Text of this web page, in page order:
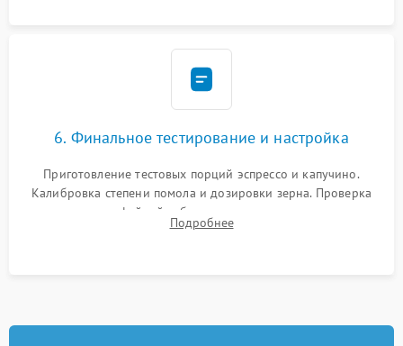
6. Финальное тестирование и настройка
Приготовление тестовых порций эспрессо и капучино.
Калибровка степени помола и дозировки зерна. Проверка
плотности кофейной таблетки, температуры напитка и
качества молочной пены. Контроль отсутствия посторонних
Подробнее